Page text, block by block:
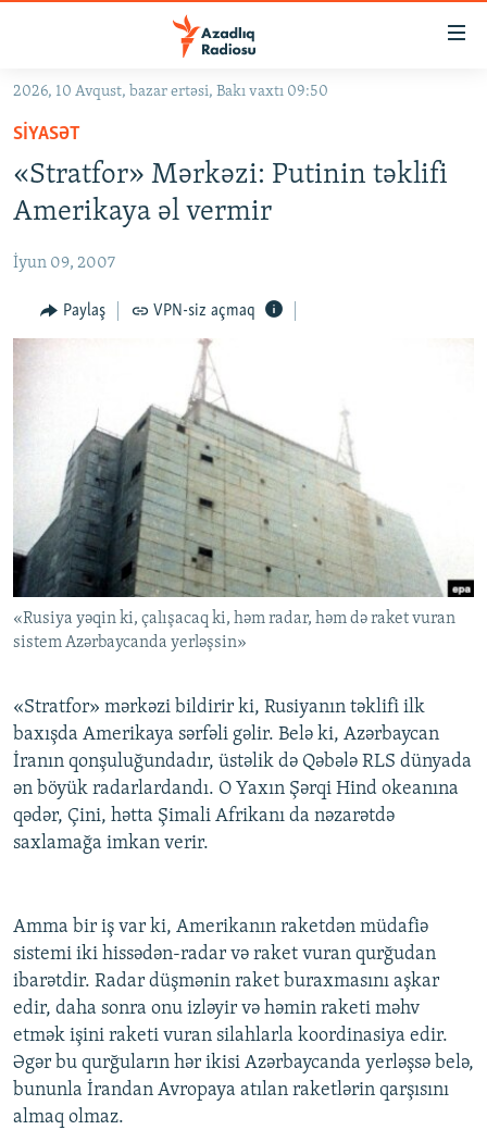
Əsas
qayıt
Əsas
naviqasiyaya
qayıt
Axtarışa
keç
GÜNDƏM
KORRUPSIOMETR
FƏRQƏ BAX
QANUNI DOĞRU
FOTOQALEREYA
İNFOQRAFIKA
KARIKATURA
RADIO ARXIV
OXU ZALI
AZƏRBAYCAN ƏDƏBIYYATI KITABXANASI
İSLAM VƏ DEMOKRATIYA
İZ - MƏDƏNIYYƏT PROQRAMI
HAQQIMIZDA
MISSIYAMIZ
PEŞƏ ETIKASI VƏ JURNALISTIKA STANDARTLARIMIZ
MATERIALLARIMIZDAN ISTIFADƏ
AZADLIQRADIOSU MOBIL TELEFONUNUZDA
XƏBƏR BÜLLETENLƏRIMIZ
BIZI IZLƏ
RFE/RL-in bütün saytları
2026, 10 Avqust, bazar ertəsi, Bakı vaxtı 09:50
SIYASƏT
«Stratfor» Mərkəzi: Putinin təklifi
Amerikaya əl vermir
İyun 09, 2007
Paylaş VPN-siz açmaq
«Rusiya yəqin ki, çalışacaq ki, həm radar, həm də raket vuran
sistem Azərbaycanda yerləşsin»
«Stratfor» mərkəzi bildirir ki, Rusiyanın təklifi ilk
baxışda Amerikaya sərfəli gəlir. Belə ki, Azərbaycan
İranın qonşuluğundadır, üstəlik də Qəbələ RLS dünyada
ən böyük radarlardandı. O Yaxın Şərqi Hind okeanına
qədər, Çini, hətta Şimali Afrikanı da nəzarətdə
saxlamağa imkan verir.
Amma bir iş var ki, Amerikanın raketdən müdafiə
sistemi iki hissədən-radar və raket vuran qurğudan
ibarətdir. Radar düşmənin raket buraxmasını aşkar
edir, daha sonra onu izləyir və həmin raketi məhv
etmək işini raketi vuran silahlarla koordinasiya edir.
Əgər bu qurğuların hər ikisi Azərbaycanda yerləşsə belə,
bununla İrandan Avropaya atılan raketlərin qarşısını
almaq olmaz.